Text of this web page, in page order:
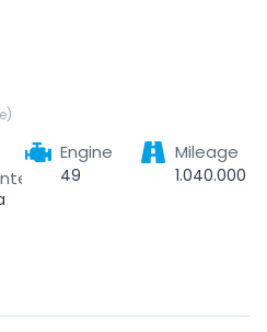
Engine
49
Mileage
1.040.000